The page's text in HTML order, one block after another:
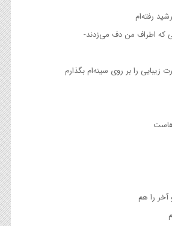
رفته‌ام
که اطراف من دف می‌زدند-
را بر روی سینه‌ام بگذارم
را هم